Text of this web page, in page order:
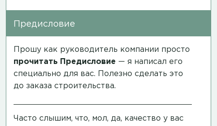
Предисловие
Прошу как руководитель компании просто
прочитать Предисловие — я написал его
специально для вас. Полезно сделать это
до заказа строительства.
Часто слышим, что, мол, да, качество у вас